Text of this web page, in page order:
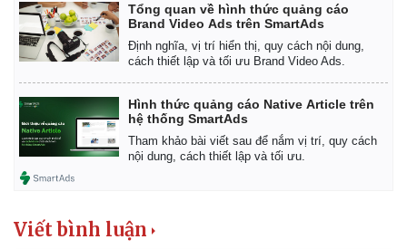
Tổng quan về hình thức quảng cáo
Brand Video Ads trên SmartAds
Định nghĩa, vị trí hiển thị, quy cách nội dung,
cách thiết lập và tối ưu Brand Video Ads.
Hình thức quảng cáo Native Article trên
hệ thống SmartAds
Tham khảo bài viết sau để nắm vị trí, quy cách
nội dung, cách thiết lập và tối ưu.
Viết bình luận